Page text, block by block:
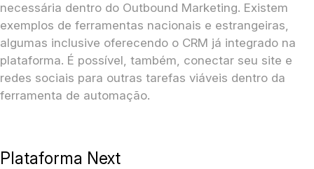
necessária dentro do Outbound Marketing. Existem
exemplos de ferramentas nacionais e estrangeiras,
algumas inclusive oferecendo o CRM já integrado na
plataforma. É possível, também, conectar seu site e
redes sociais para outras tarefas viáveis dentro da
ferramenta de automação.
Plataforma Next